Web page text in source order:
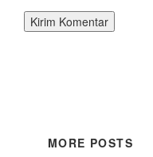
MORE POSTS